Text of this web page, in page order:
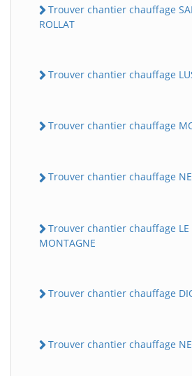
Trouver chantier chauffage
ROLLAT
Trouver chantier chauffage
Trouver chantier chauffage
Trouver chantier chauffage
Trouver chantier chauffage LE
MONTAGNE
Trouver chantier chauffage
Trouver chantier chauffage